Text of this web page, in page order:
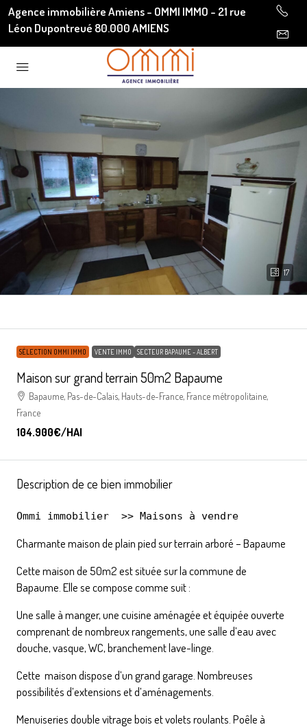
Agence immobilière Amiens - OMMI IMMO - 21 rue
Léon Dupontreué 80.000 AMIENS
17
SÉLECTION OMMI IMMO VENTE IMMO SECTEUR BAPAUME - ALBERT
Maison sur grand terrain 50m2 Bapaume
Bapaume, Pas-de-Calais, Hauts-de-France, France métropolitaine,
France
104.900€/HAI
Description de ce bien immobilier
Ommi immobilier >> Maisons à vendre
Charmante maison de plain pied sur terrain arboré – Bapaume
Cette maison de 50m2 est située sur la commune de
Bapaume. Elle se compose comme suit :
Une salle à manger, une cuisine aménagée et équipée ouverte
comprenant de nombreux rangements, une salle d’eau avec
douche, vasque, WC, branchement lave-linge.
Cette maison dispose d’un grand garage. Nombreuses
possibilités d’extensions et d’aménagements.
Menuiseries double vitrage bois et volets roulants. Poêle à